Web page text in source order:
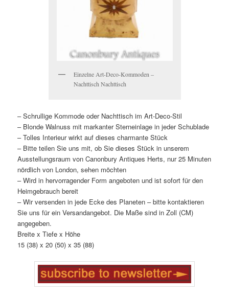
Einzelne Art-Deco-Kommoden –
Nachttisch Nachttisch
– Schrullige Kommode oder Nachttisch im Art-Deco-Stil
– Blonde Walnuss mit markanter Sterneinlage in jeder Schublade
– Tolles Interieur wirkt auf dieses charmante Stück
– Bitte teilen Sie uns mit, ob Sie dieses Stück in unserem
Ausstellungsraum von Canonbury Antiques Herts, nur 25 Minuten
nördlich von London, sehen möchten
– Wird in hervorragender Form angeboten und ist sofort für den
Heimgebrauch bereit
– Wir versenden in jede Ecke des Planeten – bitte kontaktieren
Sie uns für ein Versandangebot. Die Maße sind in Zoll (CM)
angegeben.
Breite x Tiefe x Höhe
15 (38) x 20 (50) x 35 (88)